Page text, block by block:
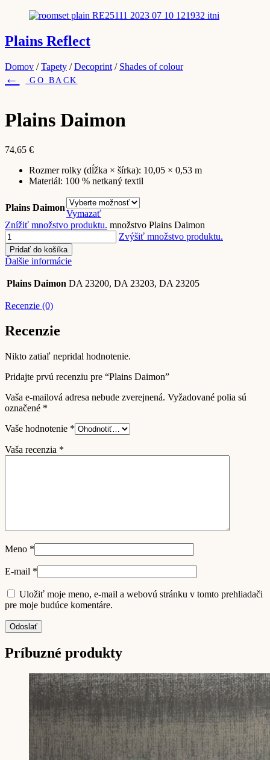
Plains Reflect
Domov /Tapety /Decoprint / Shades of colour
← GO BACK
Plains Daimon
74,65 €
Rozmer rolky (dĺžka × šírka): 10,05 × 0,53 m
Materiál: 100 % netkaný textil
Plains Daimon
Vymazať
Znížiť množstvo produktu. množstvo Plains Daimon
Zvýšiť množstvo produktu.
Pridať do košíka
Ďalšie informácie
Plains Daimon DA 23200, DA 23203, DA 23205
Recenzie (0)
Recenzie
Nikto zatiaľ nepridal hodnotenie.
Pridajte prvú recenziu pre “Plains Daimon”
Vaša e-mailová adresa nebude zverejnená. Vyžadované polia sú
označené *
Vaše hodnotenie *
Vaša recenzia *
Meno *
E-mail *
Uložiť moje meno, e-mail a webovú stránku v tomto prehliadači
pre moje budúce komentáre.
Príbuzné produkty